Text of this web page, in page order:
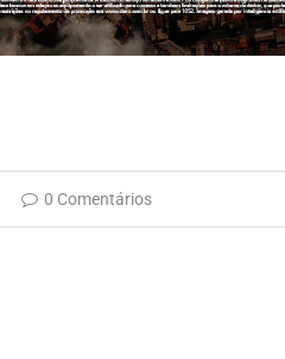
0 Comentários